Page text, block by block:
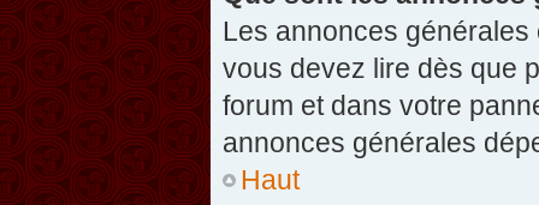
Les annonces
vous devez lire dès que
forum et dans votre
annonces générales
Haut